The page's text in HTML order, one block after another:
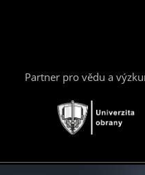
Partner pro vědu a